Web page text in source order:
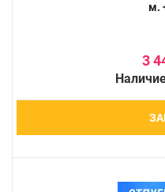
м.
3